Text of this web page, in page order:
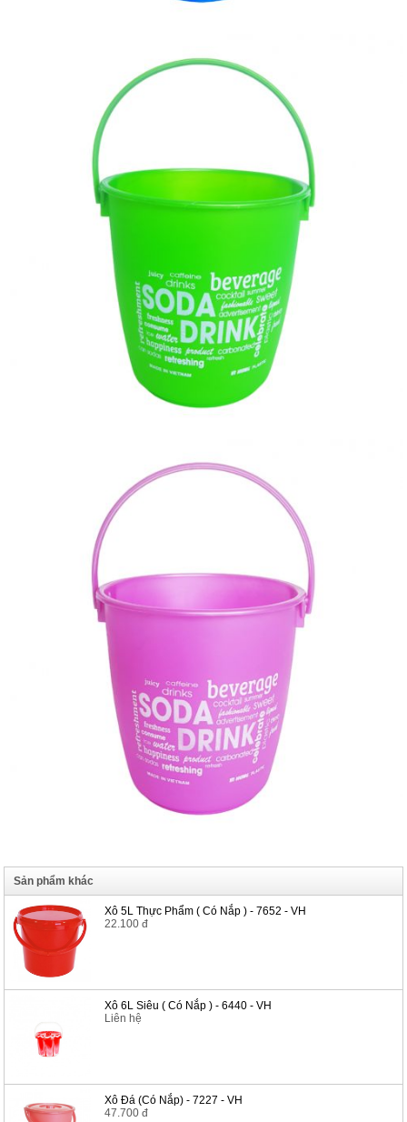
Sản phẩm khác
Xô 5L Thực Phẩm ( Có Nắp ) - 7652 - VH
22.100 đ
Xô 6L Siêu ( Có Nắp ) - 6440 - VH
Liên hệ
Xô Đá (Có Nắp) - 7227 - VH
47.700 đ